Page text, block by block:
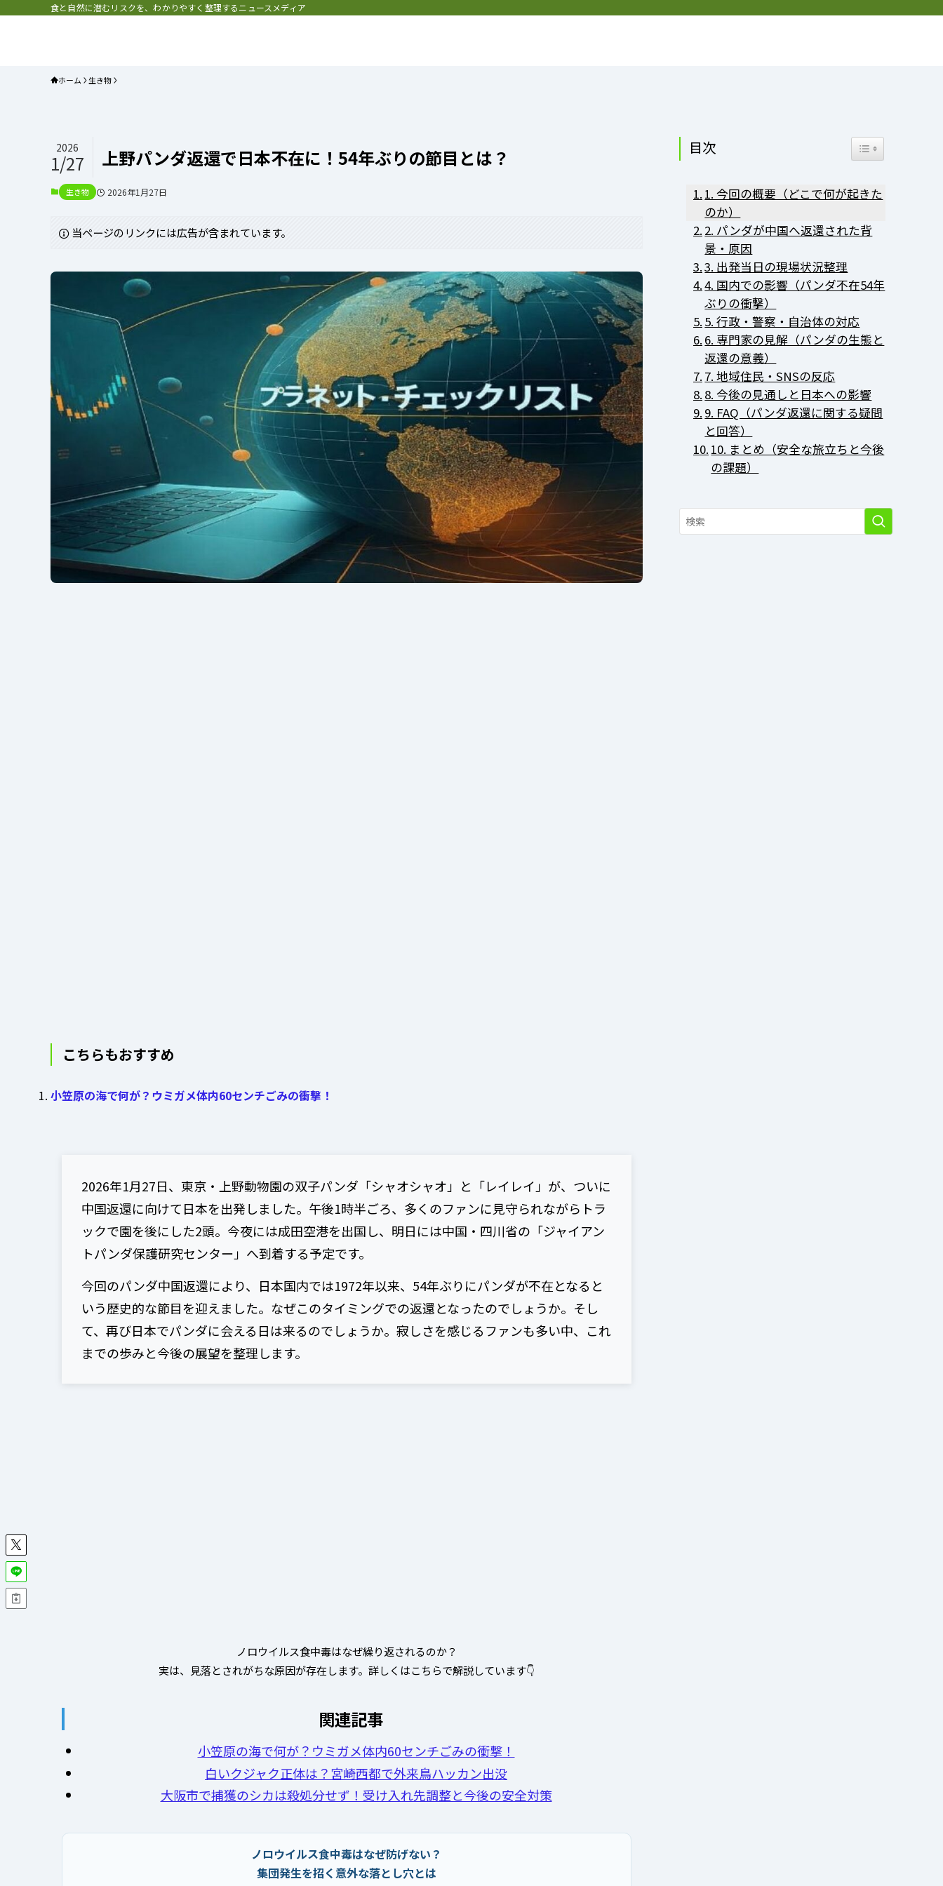
食と自然に潜むリスクを、わかりやすく整理するニュースメディア
ホーム 生き物
上野パンダ返還で日本不在に！54年ぶりの節目とは？
2026
1/27
生き物 2026年1月27日
当ページのリンクには広告が含まれています。
こちらもおすすめ
小笠原の海で何が？ウミガメ体内60センチごみの衝撃！
2026年1月27日、東京・上野動物園の双子パンダ「シャオシャオ」と「レイレイ」が、ついに
中国返還に向けて日本を出発しました。午後1時半ごろ、多くのファンに見守られながらトラ
ックで園を後にした2頭。今夜には成田空港を出国し、明日には中国・四川省の「ジャイアン
トパンダ保護研究センター」へ到着する予定です。
今回のパンダ中国返還により、日本国内では1972年以来、54年ぶりにパンダが不在となると
いう歴史的な節目を迎えました。なぜこのタイミングでの返還となったのでしょうか。そし
て、再び日本でパンダに会える日は来るのでしょうか。寂しさを感じるファンも多い中、これ
までの歩みと今後の展望を整理します。
ノロウイルス食中毒はなぜ繰り返されるのか？
実は、見落とされがちな原因が存在します。詳しくはこちらで解説しています👇
関連記事
小笠原の海で何が？ウミガメ体内60センチごみの衝撃！
白いクジャク正体は？宮崎西都で外来鳥ハッカン出没
大阪市で捕獲のシカは殺処分せず！受け入れ先調整と今後の安全対策
ノロウイルス食中毒はなぜ防げない？
集団発生を招く意外な落とし穴とは
目次 Toggle Table of
1. 今回の概要（どこで何が起きた
のか）
2. パンダが中国へ返還された背
景・原因
3. 出発当日の現場状況整理
4. 国内での影響（パンダ不在54年
ぶりの衝撃）
5. 行政・警察・自治体の対応
6. 専門家の見解（パンダの生態と
返還の意義）
7. 地域住民・SNSの反応
8. 今後の見通しと日本への影響
9. FAQ（パンダ返還に関する疑問
と回答）
10. まとめ（安全な旅立ちと今後
の課題）